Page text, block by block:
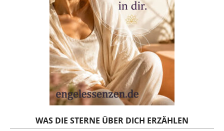
WAS DIE STERNE ÜBER DICH ERZÄHLEN